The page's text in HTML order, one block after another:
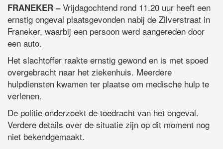
FRANEKER –Vrijdagochtend rond 11.20 uur heeft een
ernstig ongeval plaatsgevonden nabij de Zilverstraat in
Franeker, waarbij een persoon werd aangereden door
een auto.
Het slachtoffer raakte ernstig gewond en is met spoed
overgebracht naar het ziekenhuis. Meerdere
hulpdiensten kwamen ter plaatse om medische hulp te
verlenen.
De politie onderzoekt de toedracht van het ongeval.
Verdere details over de situatie zijn op dit moment nog
niet bekendgemaakt.